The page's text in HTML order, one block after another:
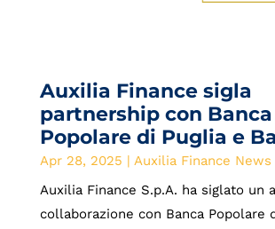
Auxilia Finance sigla
partnership con Banca
Popolare di Puglia e
Apr 28, 2025 | Auxilia Finance News
Auxilia Finance S.p.A. ha siglato un
collaborazione con Banca Popolare